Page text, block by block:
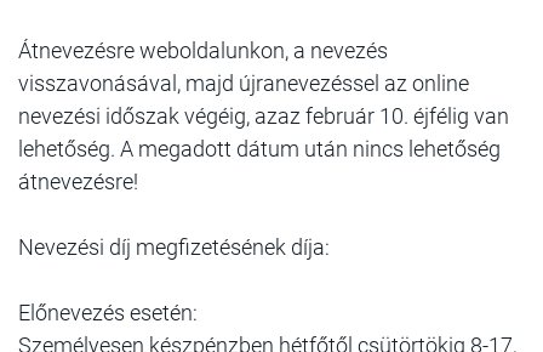
Átnevezésre weboldalunkon, a nevezés
visszavonásával, majd újranevezéssel az online
nevezési időszak végéig, azaz február 10. éjfélig van
lehetőség. A megadott dátum után nincs lehetőség
átnevezésre!
Nevezési díj megfizetésének díja:
Előnevezés esetén:
Személyesen készpénzben hétfőtől csütörtökig 8-17,